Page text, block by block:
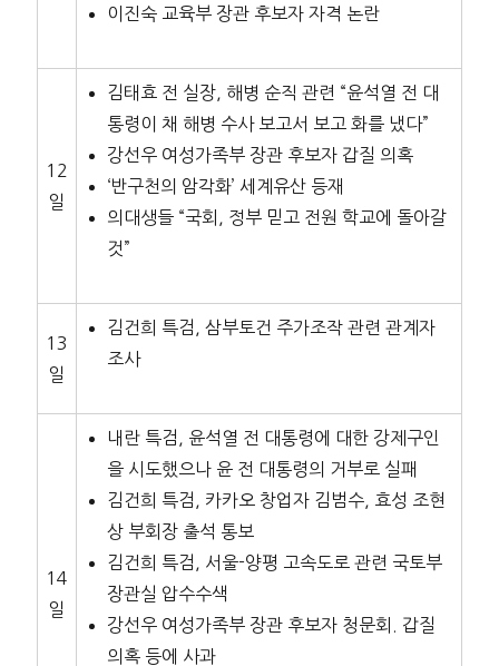
이진숙 교육부 장관 후보자 자격 논란
12
일
김태효 전 실장, 해병 순직 관련 “윤석열 전 대
통령이 채 해병 수사 보고서 보고 화를 냈다”
강선우 여성가족부 장관 후보자 갑질 의혹
‘반구천의 암각화’ 세계유산 등재
의대생들 “국회, 정부 믿고 전원 학교에 돌아갈
것”
13
일
김건희 특검, 삼부토건 주가조작 관련 관계자
조사
14
일
내란 특검, 윤석열 전 대통령에 대한 강제구인
을 시도했으나 윤 전 대통령의 거부로 실패
김건희 특검, 카카오 창업자 김범수, 효성 조현
상 부회장 출석 통보
김건희 특검, 서울-양평 고속도로 관련 국토부
장관실 압수수색
강선우 여성가족부 장관 후보자 청문회. 갑질
의혹 등에 사과